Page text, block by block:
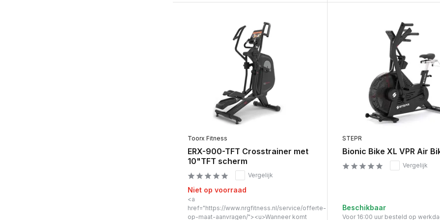
Toorx Fitness
ERX-900-TFT Crosstrainer met
10"TFT scherm
Vergelijk
Niet op voorraad
<a
href="https://www.nrgfitness.nl/service/offerte-
op-maat-aanvragen/"><u>Wanneer komt
STEPR
Bionic Bike XL VPR Air
Vergelijk
Beschikbaar
Voor 16:00 uur besteld op